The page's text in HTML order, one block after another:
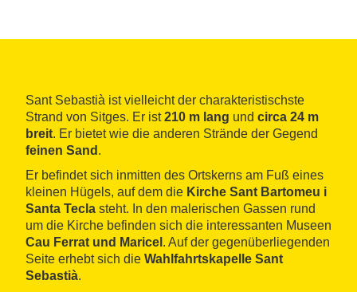
Sant Sebastià ist vielleicht der charakteristischste
Strand von Sitges. Er ist210 m lang und circa 24 m
breit. Er bietet wie die anderen Strände der Gegend
feinen Sand .
Er befindet sich inmitten des Ortskerns am Fuß eines
kleinen Hügels, auf dem die Kirche Sant Bartomeu i
Santa Tecla steht. In den malerischen Gassen rund
um die Kirche befinden sich die interessanten Museen
Cau Ferrat und Maricel . Auf der gegenüberliegenden
Seite erhebt sich die Wahlfahrtskapelle Sant
Sebastià.